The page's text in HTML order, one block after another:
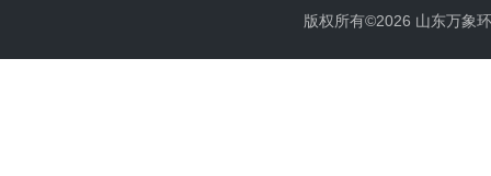
版权所有©2026 山东万象